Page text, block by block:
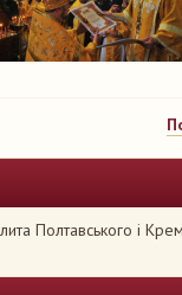
Полтавського і